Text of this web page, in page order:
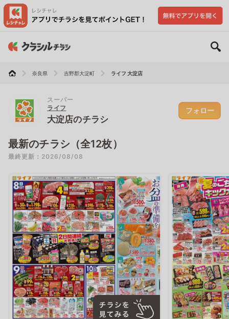
奈良県 吉野郡大淀町 ライフ 大淀店
スーパー
ライフ
大淀店のチラシ
フォロー
最新のチラシ（全12枚）
最終更新：2026/08/08